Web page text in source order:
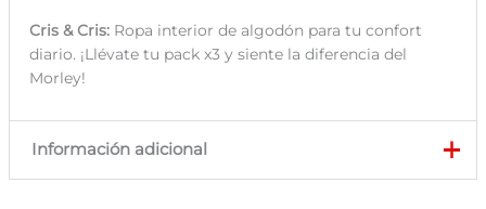
Cris & Cris:Ropa interior de algodón para tu confort
diario. ¡Llévate tu pack x3 y siente la diferencia del
Morley!
Información adicional